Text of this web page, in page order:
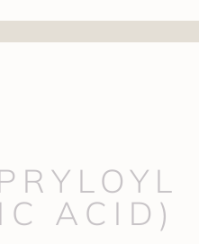
ACID)